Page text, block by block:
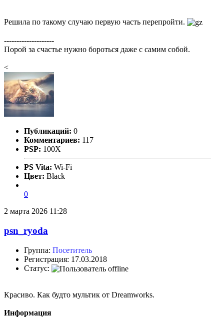
Решила по такому случаю первую часть перепройти.
--------------------
Порой за счастье нужно бороться даже с самим собой.
<
Публикаций: 0
Комментариев: 117
PSP: 100X
PS Vita: Wi-Fi
Цвет: Black
0
2 марта 2026 11:28
psn_ryoda
Группа: Посетитель
Регистрация: 17.03.2018
Статус:
Красиво. Как будто мультик от Dreamworks.
Информация